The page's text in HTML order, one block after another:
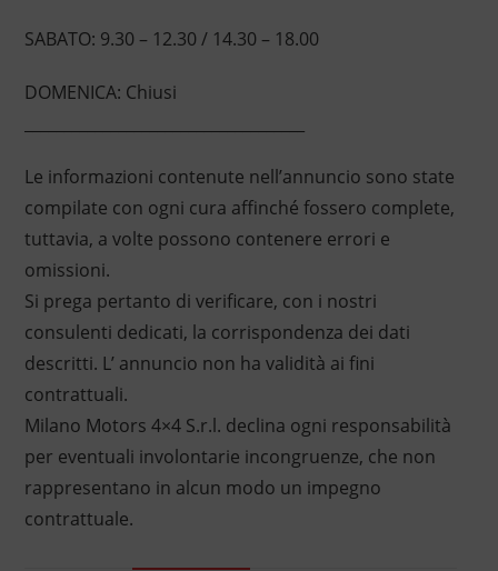
SABATO: 9.30 – 12.30 / 14.30 – 18.00
DOMENICA: Chiusi
Le informazioni contenute nell’annuncio sono state
compilate con ogni cura affinché fossero complete,
tuttavia, a volte possono contenere errori e
omissioni.
Si prega pertanto di verificare, con i nostri
consulenti dedicati, la corrispondenza dei dati
descritti. L’ annuncio non ha validità ai fini
contrattuali.
Milano Motors 4×4 S.r.l. declina ogni responsabilità
per eventuali involontarie incongruenze, che non
rappresentano in alcun modo un impegno
contrattuale.